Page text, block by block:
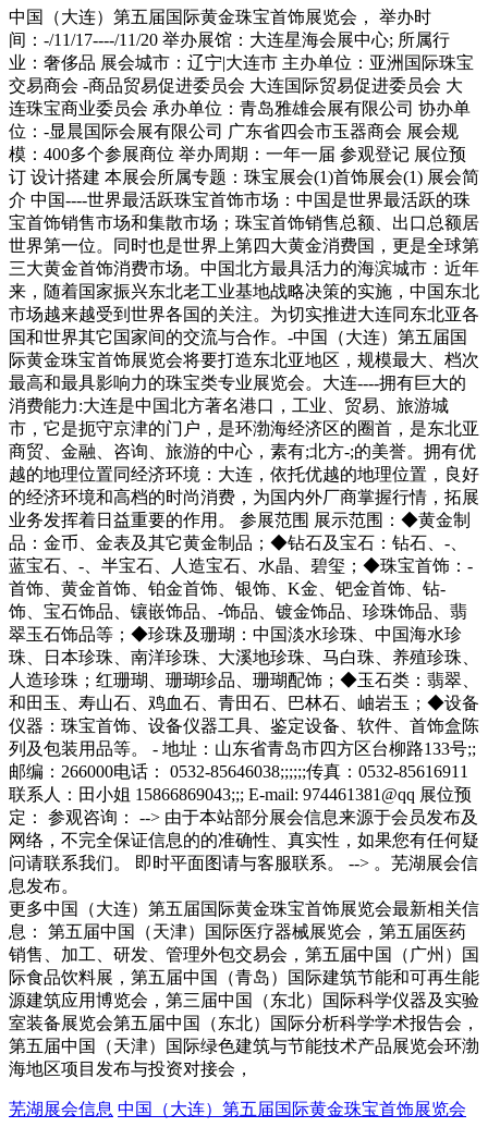
中国（大连）第五届国际黄金珠宝首饰展览会， 举办时
间：-/11/17----/11/20 举办展馆：大连星海会展中心; 所属行
业：奢侈品 展会城市：辽宁|大连市 主办单位：亚洲国际珠宝
交易商会 -商品贸易促进委员会 大连国际贸易促进委员会 大
连珠宝商业委员会 承办单位：青岛雅雄会展有限公司 协办单
位：-显晨国际会展有限公司 广东省四会市玉器商会 展会规
模：400多个参展商位 举办周期：一年一届 参观登记 展位预
订 设计搭建 本展会所属专题：珠宝展会(1)首饰展会(1) 展会简
介 中国----世界最活跃珠宝首饰市场：中国是世界最活跃的珠
宝首饰销售市场和集散市场；珠宝首饰销售总额、出口总额居
世界第一位。同时也是世界上第四大黄金消费国，更是全球第
三大黄金首饰消费市场。中国北方最具活力的海滨城市：近年
来，随着国家振兴东北老工业基地战略决策的实施，中国东北
市场越来越受到世界各国的关注。为切实推进大连同东北亚各
国和世界其它国家间的交流与合作。-中国（大连）第五届国
际黄金珠宝首饰展览会将要打造东北亚地区，规模最大、档次
最高和最具影响力的珠宝类专业展览会。大连----拥有巨大的
消费能力:大连是中国北方著名港口，工业、贸易、旅游城
市，它是扼守京津的门户，是环渤海经济区的圈首，是东北亚
商贸、金融、咨询、旅游的中心，素有;北方-;的美誉。拥有优
越的地理位置同经济环境：大连，依托优越的地理位置，良好
的经济环境和高档的时尚消费，为国内外厂商掌握行情，拓展
业务发挥着日益重要的作用。 参展范围 展示范围：◆黄金制
品：金币、金表及其它黄金制品；◆钻石及宝石：钻石、-、
蓝宝石、-、半宝石、人造宝石、水晶、碧玺；◆珠宝首饰：-
首饰、黄金首饰、铂金首饰、银饰、K金、钯金首饰、钻-
饰、宝石饰品、镶嵌饰品、-饰品、镀金饰品、珍珠饰品、翡
翠玉石饰品等；◆珍珠及珊瑚：中国淡水珍珠、中国海水珍
珠、日本珍珠、南洋珍珠、大溪地珍珠、马白珠、养殖珍珠、
人造珍珠；红珊瑚、珊瑚珍品、珊瑚配饰；◆玉石类：翡翠、
和田玉、寿山石、鸡血石、青田石、巴林石、岫岩玉；◆设备
仪器：珠宝首饰、设备仪器工具、鉴定设备、软件、首饰盒陈
列及包装用品等。 - 地址：山东省青岛市四方区台柳路133号;;
邮编：266000电话： 0532-85646038;;;;;;传真：0532-85616911
联系人：田小姐 15866869043;;; E-mail: 974461381@qq 展位预
定： 参观咨询： --> 由于本站部分展会信息来源于会员发布及
网络，不完全保证信息的的准确性、真实性，如果您有任何疑
问请联系我们。 即时平面图请与客服联系。 --> 。芜湖展会信
息发布。
更多中国（大连）第五届国际黄金珠宝首饰展览会最新相关信
息： 第五届中国（天津）国际医疗器械展览会，第五届医药
销售、加工、研发、管理外包交易会，第五届中国（广州）国
际食品饮料展，第五届中国（青岛）国际建筑节能和可再生能
源建筑应用博览会，第三届中国（东北）国际科学仪器及实验
室装备展览会第五届中国（东北）国际分析科学学术报告会，
第五届中国（天津）国际绿色建筑与节能技术产品展览会环渤
海地区项目发布与投资对接会，
芜湖展会信息 中国（大连）第五届国际黄金珠宝首饰展览会